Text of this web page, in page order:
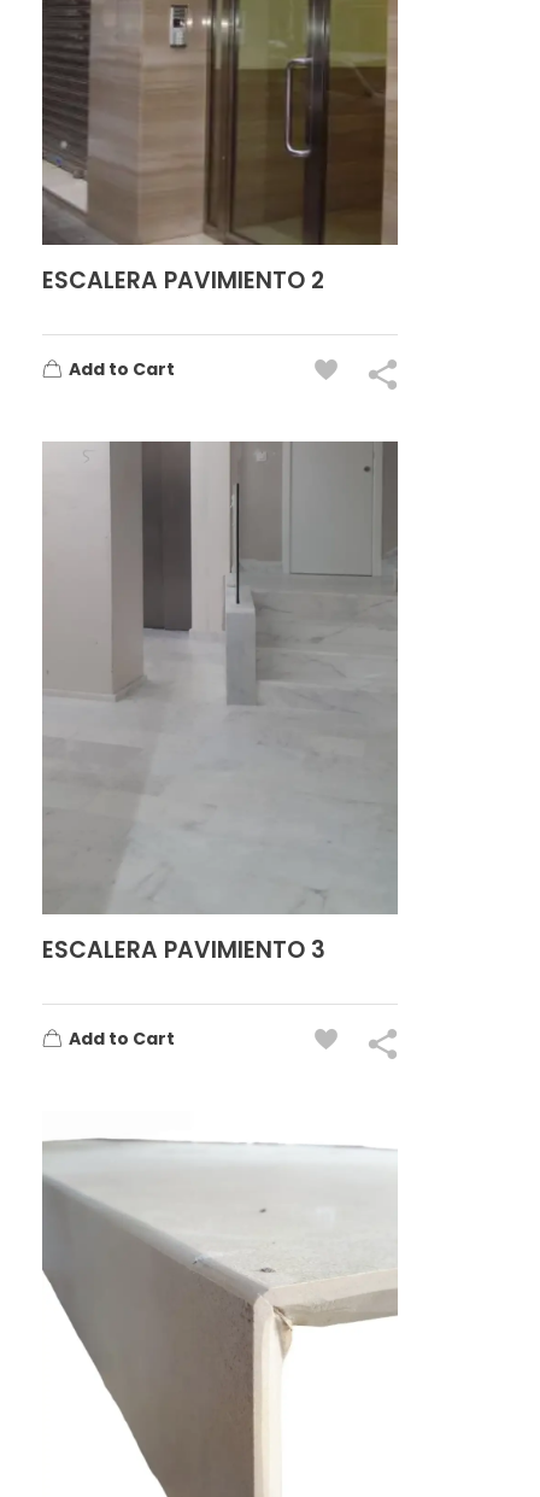
ESCALERA PAVIMIENTO 2
Add to Cart
ESCALERA PAVIMIENTO 3
Add to Cart